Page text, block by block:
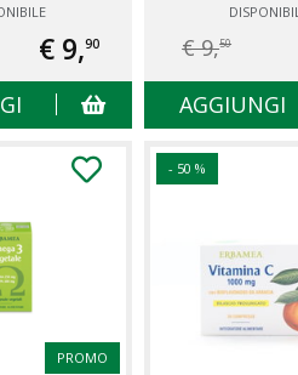
€ 9,90 € 9,50
AGGIUNGI
PROMO
- 50 %